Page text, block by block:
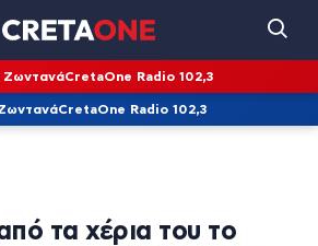
ΖωντανάCretaOne Radio 102,3
CretaOne Radio 102,3
τα χέρια του το